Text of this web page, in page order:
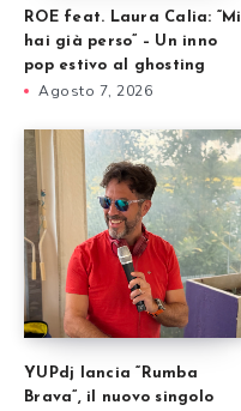
ROE feat. Laura Calia: “Mi
hai già perso” – Un inno
pop estivo al ghosting
Agosto 7, 2026
YUPdj lancia “Rumba
Brava”, il nuovo singolo